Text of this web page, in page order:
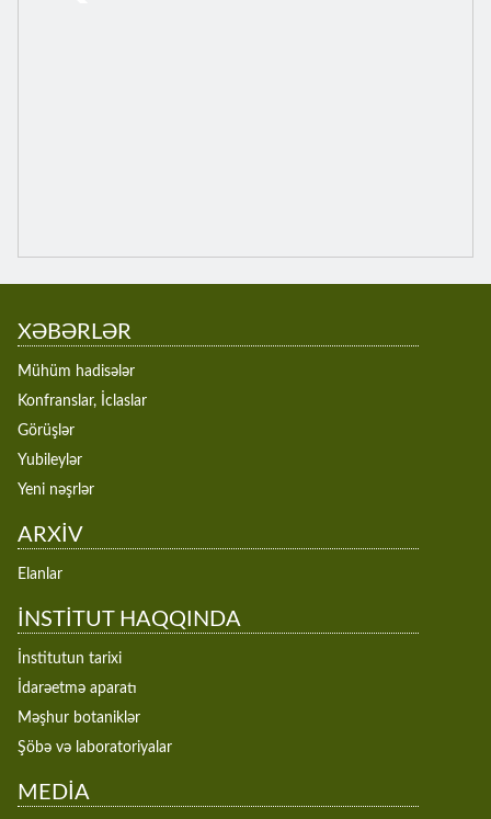
XƏBƏRLƏR
Mühüm hadisələr
Konfranslar, İclaslar
Görüşlər
Yubileylər
Yeni nəşrlər
ARXİV
Elanlar
İNSTİTUT HAQQINDA
İnstitutun tarixi
İdarəetmə aparatı
Məşhur botaniklər
Şöbə və laboratoriyalar
MEDİA